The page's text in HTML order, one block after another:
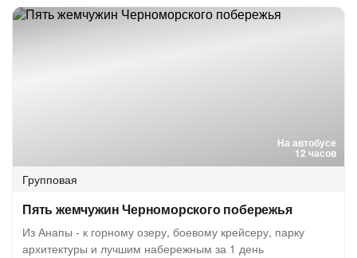
На автобусе
12 часов
Групповая
Пять жемчужин Черноморского побережья
Из Анапы - к горному озеру, боевому крейсеру, парку
архитектуры и лучшим набережным за 1 день